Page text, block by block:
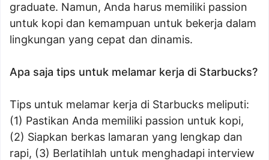
graduate. Namun, Anda harus memiliki passion
untuk kopi dan kemampuan untuk bekerja dalam
lingkungan yang cepat dan dinamis.
Apa saja tips untuk melamar kerja di Starbucks?
Tips untuk melamar kerja di Starbucks meliputi:
(1) Pastikan Anda memiliki passion untuk kopi,
(2) Siapkan berkas lamaran yang lengkap dan
rapi, (3) Berlatihlah untuk menghadapi interview